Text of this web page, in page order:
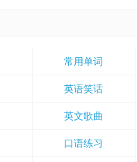
常用单词
英语笑话
英文歌曲
口语练习